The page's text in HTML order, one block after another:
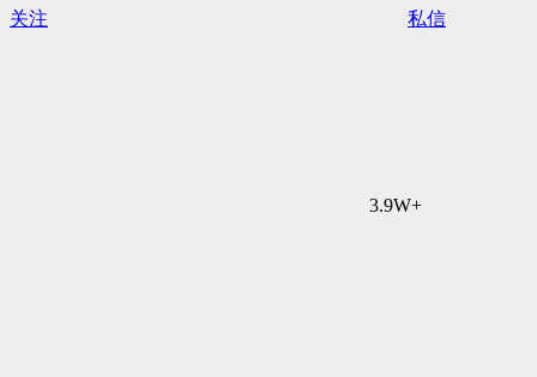
关注 私信
3.9W+